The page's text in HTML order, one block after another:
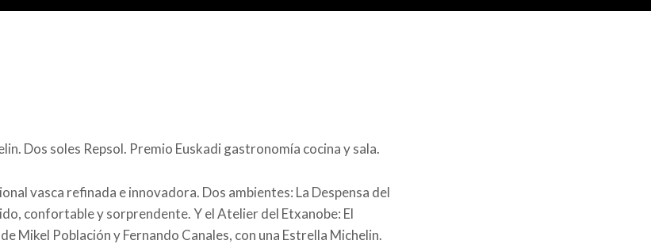
Dos soles Repsol. Premio Euskadi gastronomía cocina y sala.
vasca refinada e innovadora. Dos ambientes: La Despensa del
confortable y sorprendente. Y el Atelier del Etxanobe: El
Mikel Población y Fernando Canales, con una Estrella Michelin.